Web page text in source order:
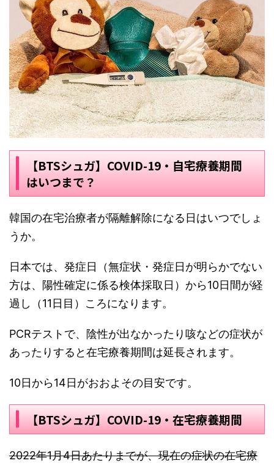
【BTSシュガ】COVID-19・自宅療養期間
はいつまで？
韓国の在宅治療者が隔離解除になる日はいつでしょ
うか。
日本では、発症日（無症状・発症日が明らかでない
方は、陽性確定に係る検体採取日）から10日間が経
過し（11日目）ころになります。
PCRテストで、陰性が出なかったり咳などの症状が
あったりすると在宅療養期間は延長されます。
10日から14日がおおよその目安です。
【BTSシュガ】COVID-19・在宅療養期間
2022年1月4日あたりまでが、現在の症状の在宅療